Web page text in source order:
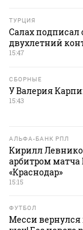
ТУРЦИЯ
Салах подписал
двухлетний
15:47
СБОРНЫЕ
У Валерия
15:43
АЛЬФА-БАНК РПЛ
Кирилл
арбитром матча
«Краснодар»
15:15
ФУТБОЛ
Месси вернулся